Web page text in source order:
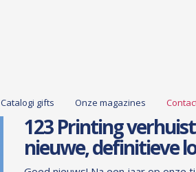
Catalogi gifts Onze magazines
123 Printing
nieuwe, definitieve